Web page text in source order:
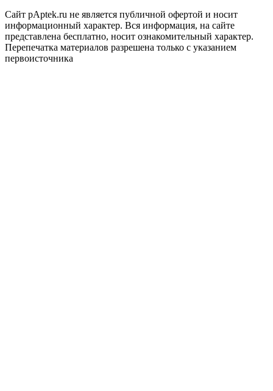
Сайт pAptek.ru не является публичной офертой и носит
информационный характер. Вся информация, на сайте
представлена бесплатно, носит ознакомительный характер.
Перепечатка материалов разрешена только с указанием
первоисточника